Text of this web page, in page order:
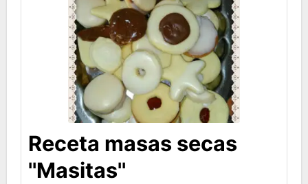
Receta masas secas
''Masitas''